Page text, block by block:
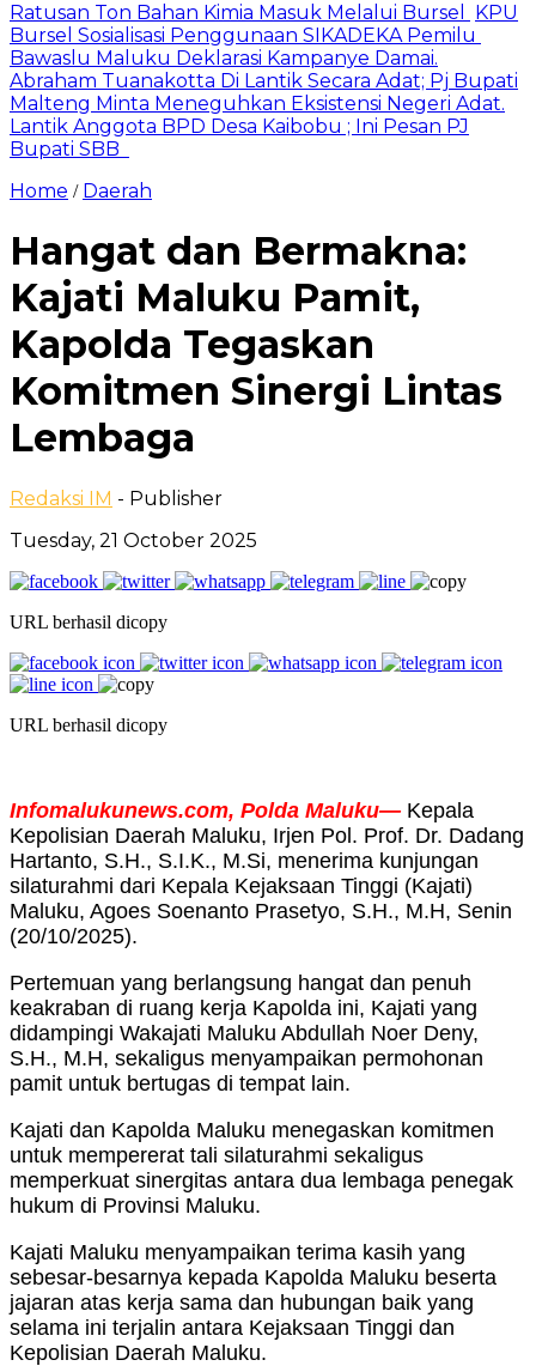
Ratusan Ton Bahan Kimia Masuk Melalui Bursel
KPU
Bursel Sosialisasi Penggunaan SIKADEKA Pemilu
Bawaslu Maluku Deklarasi Kampanye Damai.
Abraham Tuanakotta Di Lantik Secara Adat; Pj Bupati
Malteng Minta Meneguhkan Eksistensi Negeri Adat.
Lantik Anggota BPD Desa Kaibobu ; Ini Pesan PJ
Bupati SBB
Home / Daerah
Hangat dan Bermakna:
Kajati Maluku Pamit,
Kapolda Tegaskan
Komitmen Sinergi Lintas
Lembaga
Redaksi IM - Publisher
Tuesday, 21 October 2025
URL berhasil dicopy
URL berhasil dicopy
Infomalukunews.com, Polda Maluku— Kepala
Kepolisian Daerah Maluku, Irjen Pol. Prof. Dr. Dadang
Hartanto, S.H., S.I.K., M.Si, menerima kunjungan
silaturahmi dari Kepala Kejaksaan Tinggi (Kajati)
Maluku, Agoes Soenanto Prasetyo, S.H., M.H, Senin
(20/10/2025).
Pertemuan yang berlangsung hangat dan penuh
keakraban di ruang kerja Kapolda ini, Kajati yang
didampingi Wakajati Maluku Abdullah Noer Deny,
S.H., M.H, sekaligus menyampaikan permohonan
pamit untuk bertugas di tempat lain.
Kajati dan Kapolda Maluku menegaskan komitmen
untuk mempererat tali silaturahmi sekaligus
memperkuat sinergitas antara dua lembaga penegak
hukum di Provinsi Maluku.
Kajati Maluku menyampaikan terima kasih yang
sebesar-besarnya kepada Kapolda Maluku beserta
jajaran atas kerja sama dan hubungan baik yang
selama ini terjalin antara Kejaksaan Tinggi dan
Kepolisian Daerah Maluku.